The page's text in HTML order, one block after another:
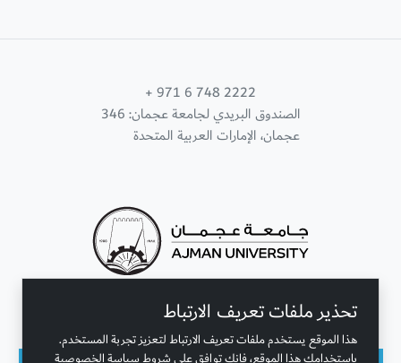
تحذير ملفات تعريف الارتباط
هذا الموقع يستخدم ملفات تعريف الارتباط لتعزيز تجربة المستخدم.
باستخدامك هذا الموقع، فإنك توافق على شروط سياسة الخصوصية
+ 971 6 748 2222
الصندوق البريدي لجامعة عجمان: 346
عجمان، الإمارات العربية المتحدة
تواصل معنا